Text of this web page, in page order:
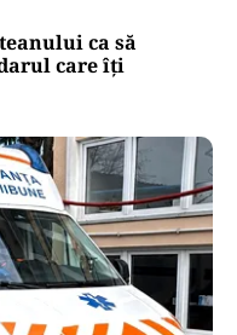
ca să
care îți